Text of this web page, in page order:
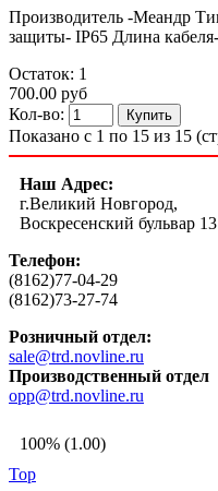
Производитель -Меандр
защиты- IP65 Длина
Остаток: 1
700.00 руб
Кол-во:
Показано с 1 по 15 из 15
Наш Адрес:
г.Великий Новгород,
Воскресенский бульвар 13
Телефон:
(8162)77-04-29
(8162)73-27-74
Розничный отдел:
sale@trd.novline.ru
Производственный отдел
opp@trd.novline.ru
100% (1.00)
Top